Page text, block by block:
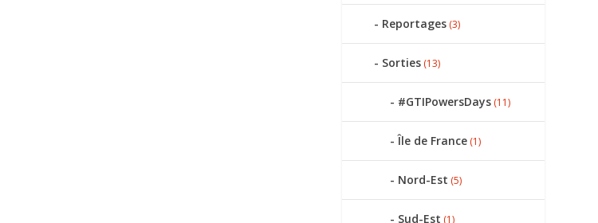
Reportages(3)
Sorties(13)
#GTIPowersDays(11)
Île de France(1)
Nord-Est (5)
Sud-Est (1)